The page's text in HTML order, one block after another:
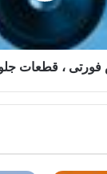
، قطعات